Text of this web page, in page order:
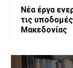
Νέα έργα
τις
Μακεδονίας